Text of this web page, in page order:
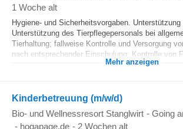
1 Woche alt
Hygiene- und Sicherheitsvorgaben. Unterstützung
Unterstützung des Tierpflegepersonals bei
Tierhaltung; fallweise Kontrolle und Versorgung
nach entsprechender Einschulung; Kontrolle von
Mehr anzeigen
Kinderbetreuung (m/w/d)
Bio- und Wellnessresort Stanglwirt - Going
- hogapage.de - 2 Wochen alt